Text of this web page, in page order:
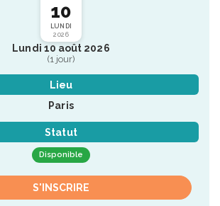
10
LUNDI
2026
Lundi 10 août 2026
(1 jour)
Lieu
Paris
Statut
Disponible
S'INSCRIRE